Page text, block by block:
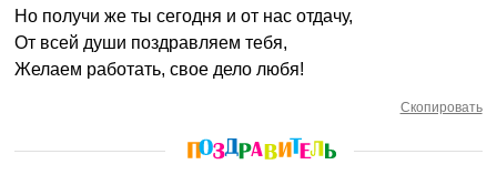
Но получи же ты сегодня и от нас отдачу,
От всей души поздравляем тебя,
Желаем работать, свое дело любя!
Скопировать